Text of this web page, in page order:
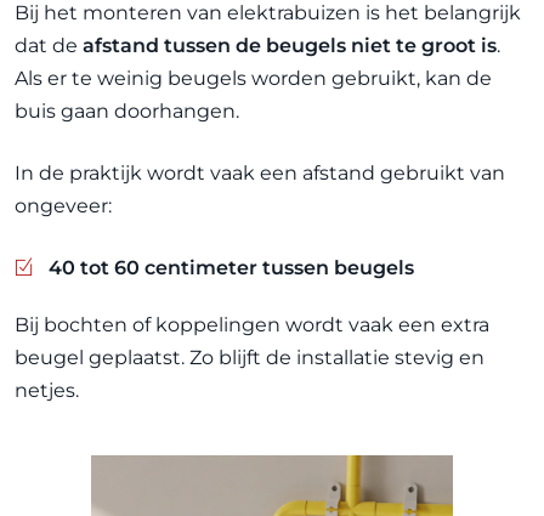
Bij het monteren van elektrabuizen is het belangrijk
dat de afstand tussen de beugels niet te groot is.
Als er te weinig beugels worden gebruikt, kan de
buis gaan doorhangen.
In de praktijk wordt vaak een afstand gebruikt van
ongeveer:
40 tot 60 centimeter tussen beugels
Bij bochten of koppelingen wordt vaak een extra
beugel geplaatst. Zo blijft de installatie stevig en
netjes.